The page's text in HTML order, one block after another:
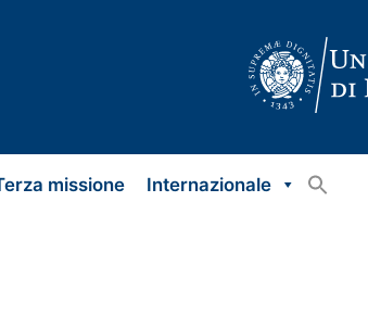
missione Internazionale